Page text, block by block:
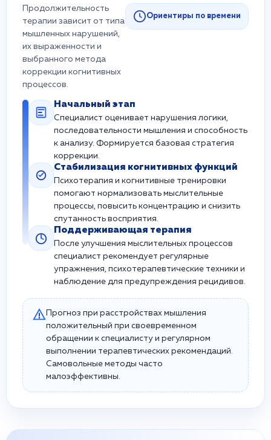
Продолжительность
терапии зависит от типа
мышленных нарушений,
их выраженности и
выбранного метода
коррекции когнитивных
процессов.
Ориентиры по времени
Начальный этап
Специалист оценивает нарушения логики,
последовательности мышления и способность
к анализу. Формируется базовая стратегия
коррекции.
Стабилизация когнитивных функций
Психотерапия и когнитивные тренировки
помогают нормализовать мыслительные
процессы, повысить концентрацию и снизить
спутанность восприятия.
Поддерживающая терапия
После улучшения мыслительных процессов
специалист рекомендует регулярные
упражнения, психотерапевтические техники и
наблюдение для предупреждения рецидивов.
Прогноз при расстройствах мышления
положительный при своевременном
обращении к специалисту и регулярном
выполнении терапевтических рекомендаций.
Самовольные методы часто
малоэффективны.